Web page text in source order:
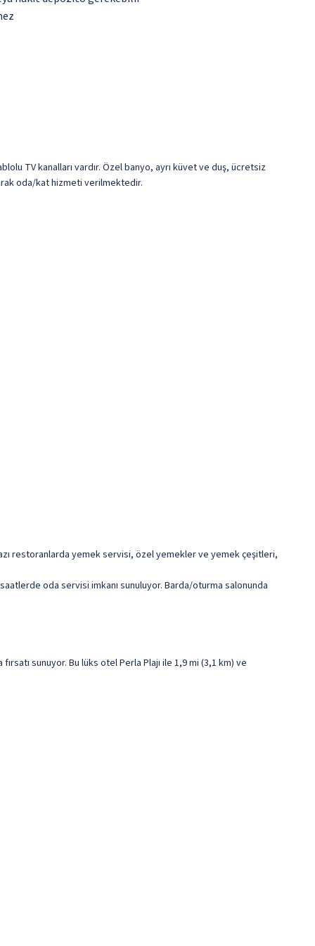
TV kanalları vardır. Özel banyo, ayrı küvet ve duş, ücretsiz
oda/kat hizmeti verilmektedir.
restoranlarda yemek servisi, özel yemekler ve yemek çeşitleri,
oda servisi imkanı sunuluyor. Barda/oturma salonunda
sunuyor. Bu lüks otel Perla Plajı ile 1,9 mi (3,1 km) ve